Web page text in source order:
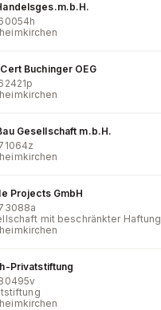
Buchinger OEG
Gesellschaft m.b.H.
Projects GmbH
mit beschränkter Haftung
Privatstiftung